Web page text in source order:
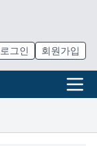
로그인 회원가입